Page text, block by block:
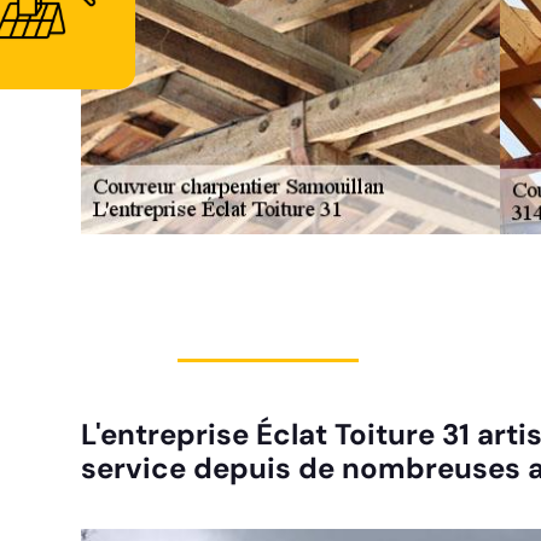
L'entreprise Éclat Toiture 31
service depuis de nombreuses